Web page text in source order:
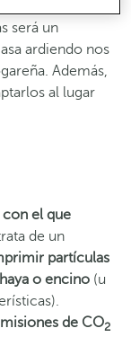
será un
ardiendo nos
Además,
al lugar
el que
de un
partículas
o encino (u
de CO2